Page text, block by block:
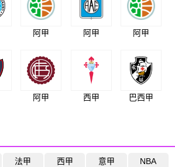
阿甲 阿甲 阿甲
阿甲 西甲 巴西甲
法甲 西甲 意甲 NBA